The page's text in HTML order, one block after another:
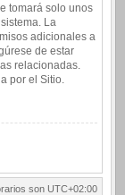
tomará solo unos
La
adicionales a
de estar
relacionadas.
por el Sitio.
son UTC+02:00